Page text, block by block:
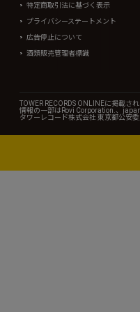
特定商取引法に基づく表示
プライバシーステートメント
広告停止について
酒類販売管理者標識
TOWER RECORDS ONLINEに掲載
情報の一部はRovi Corporation.、
タワーレコード株式会社 東京都公安